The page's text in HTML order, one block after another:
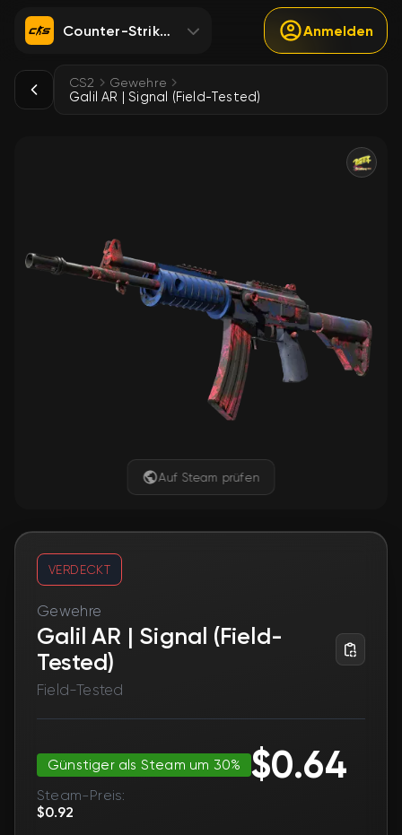
Counter-Strike 2 Anmelden
CS2 Gewehre
Galil AR | Signal (Field-Tested)
Auf Steam prüfen
VERDECKT
Gewehre
Galil AR | Signal (Field-
Tested)
Field-Tested
Günstiger als Steam um 30% $0.64
Steam-Preis:
$0.92